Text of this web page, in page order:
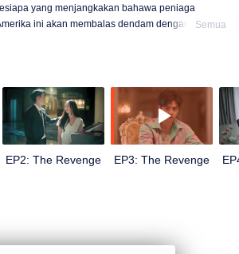
yang menjangkakan bahawa peniaga
ini akan membalas dendam dengan
Semua
EP2: The Revenge EP3: The Revenge